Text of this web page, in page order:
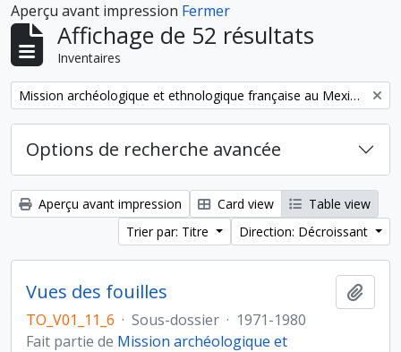
Aperçu avant impression Fermer
Affichage de 52 résultats
Inventaires
Remove filter: Mission archéologique et ethnologique française au Mexique
Options de recherche avancée
Aperçu avant impression Card view
Table view
Trier par: Titre
Direction: Décroissant
Vues des fouilles
TO_V01_11_6 · Sous-dossier · 1971-1980
Fait partie de Mission archéologique et